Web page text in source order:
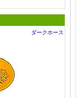
ダークホース